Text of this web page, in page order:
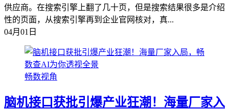
供应商。在搜索引擎上翻了几十页，但是搜索结果很多是介绍
性的页面，从搜索引擎再到企业官网核对，真...
04月01日
畅数视角
脑机接口获批引爆产业狂潮！海量厂家入